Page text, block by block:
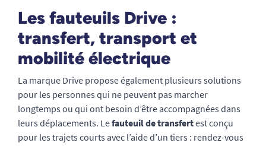
Les fauteuils Drive :
transfert, transport et
mobilité électrique
La marque Drive propose également plusieurs solutions
pour les personnes qui ne peuvent pas marcher
longtemps ou qui ont besoin d’être accompagnées dans
leurs déplacements. Lefauteuil de transfertest conçu
pour les trajets courts avec l’aide d’un tiers : rendez-vous